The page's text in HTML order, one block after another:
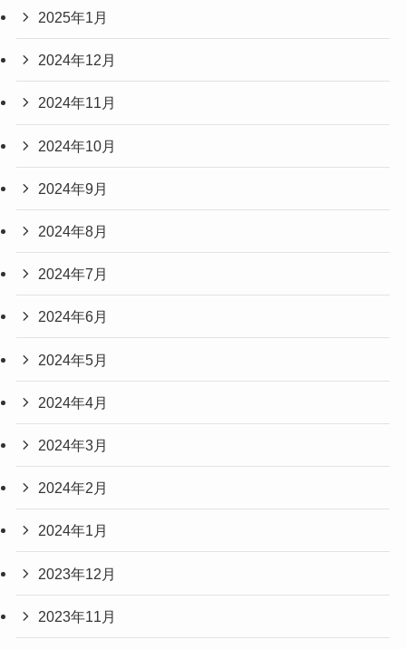
2025年1月
2024年12月
2024年11月
2024年10月
2024年9月
2024年8月
2024年7月
2024年6月
2024年5月
2024年4月
2024年3月
2024年2月
2024年1月
2023年12月
2023年11月